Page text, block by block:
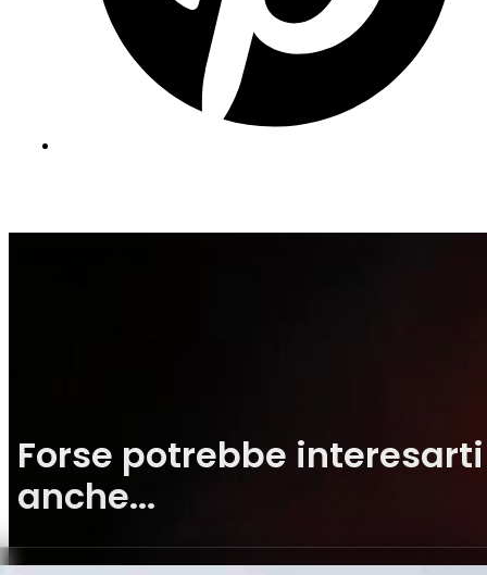
Forse potrebbe interesarti
anche...